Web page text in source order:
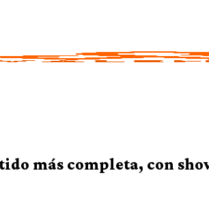
más completa, con